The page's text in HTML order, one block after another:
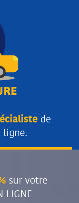
de
ligne.
sur votre
LIGNE